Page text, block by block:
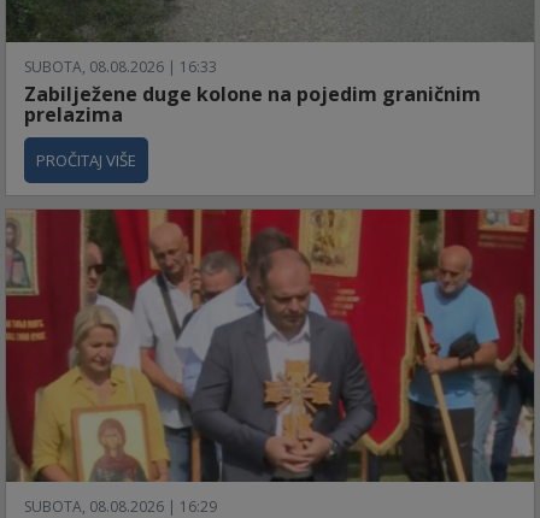
SUBOTA, 08.08.2026 | 16:33
Zabilježene duge kolone na pojedim graničnim
prelazima
PROČITAJ VIŠE
SUBOTA, 08.08.2026 | 16:29